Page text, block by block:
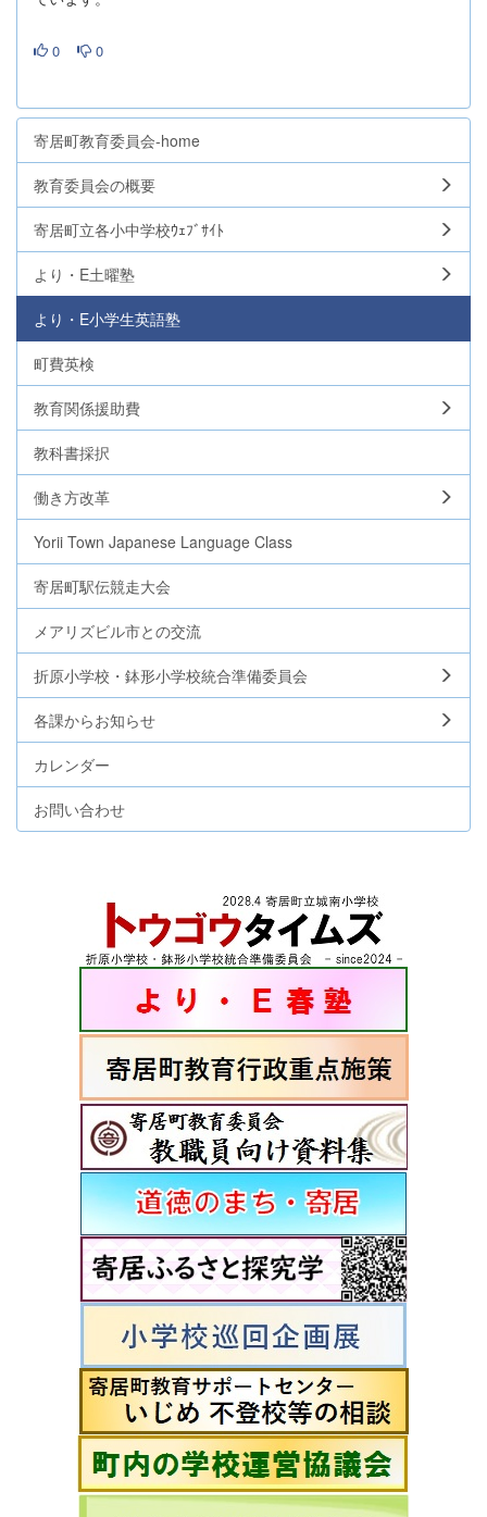
0 0
寄居町教育委員会-home
教育委員会の概要
寄居町立各小中学校ｳｪﾌﾞｻｲﾄ
より・E土曜塾
より・E小学生英語塾
町費英検
教育関係援助費
教科書採択
働き方改革
Yorii Town Japanese Language Class
寄居町駅伝競走大会
メアリズビル市との交流
折原小学校・鉢形小学校統合準備委員会
各課からお知らせ
カレンダー
お問い合わせ